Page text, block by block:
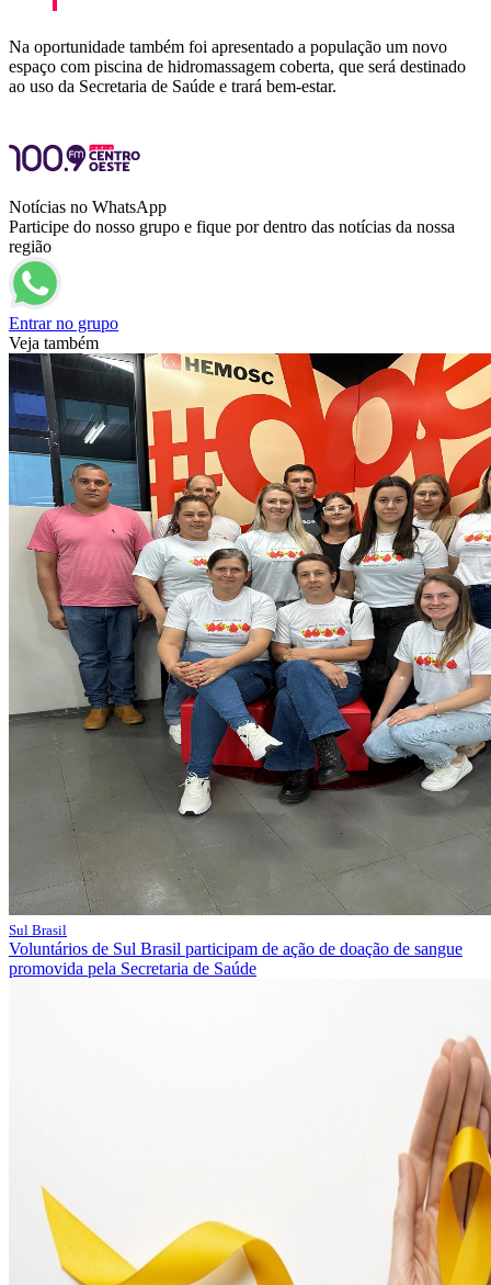
Na oportunidade também foi apresentado a população um novo
espaço com piscina de hidromassagem coberta, que será destinado
ao uso da Secretaria de Saúde e trará bem-estar.
Notícias no WhatsApp
Participe do nosso grupo e fique por dentro das notícias da nossa
região
Entrar no grupo
Veja também
Sul Brasil
Voluntários de Sul Brasil participam de ação de doação de sangue
promovida pela Secretaria de Saúde